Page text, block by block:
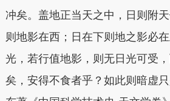
冲矣。盖地正当天之中，日则附
则地影在西；日在下则地之影必
光，若行值地影，则无日光可受
矣，安得不食者乎？如此则暗虚